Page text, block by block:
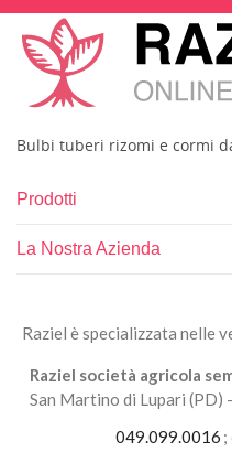
Bulbi tuberi rizomi e cormi
Prodotti
La Nostra Azienda
Raziel è specializzata nelle
Raziel società agricola
San Martino di Lupari (PD)
049.099.0016 ;